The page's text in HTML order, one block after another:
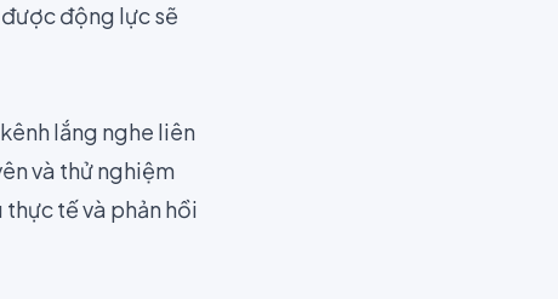
được động lực sẽ
lắng nghe liên
và thử nghiệm
thực tế và phản hồi